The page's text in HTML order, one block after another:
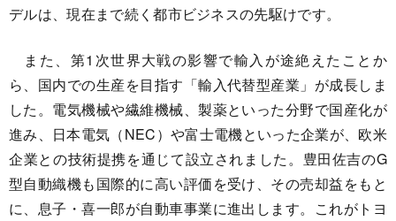
デルは、現在まで続く都市ビジネスの先駆けです。
また、第1次世界大戦の影響で輸入が途絶えたことか
ら、国内での生産を目指す「輸入代替型産業」が成長しま
した。電気機械や繊維機械、製薬といった分野で国産化が
進み、日本電気（NEC）や富士電機といった企業が、欧米
企業との技術提携を通じて設立されました。豊田佐吉のG
型自動織機も国際的に高い評価を受け、その売却益をもと
に、息子・喜一郎が自動車事業に進出します。これがトヨ